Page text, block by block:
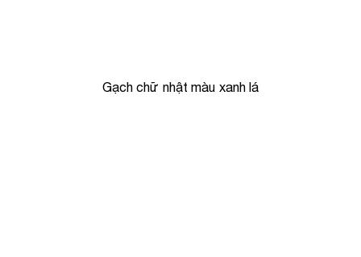
Gạch chữ nhật màu xanh lá